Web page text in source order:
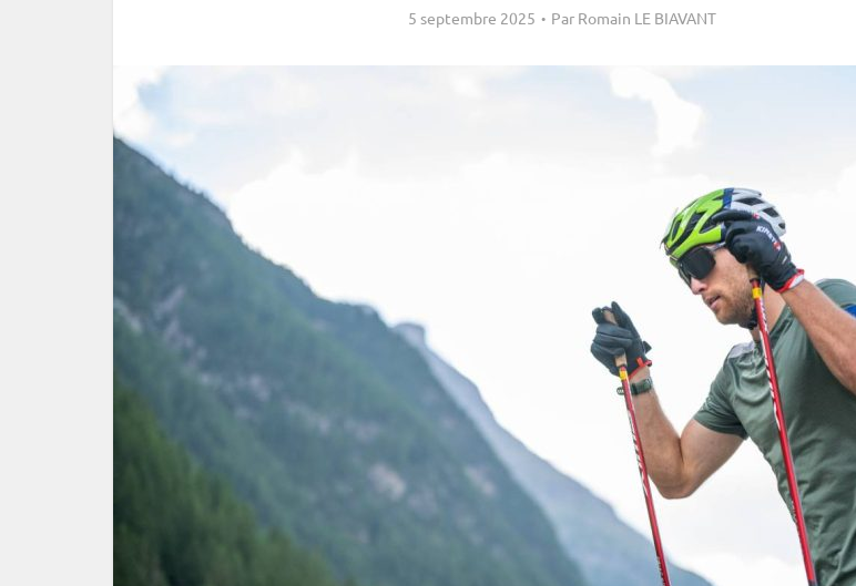
5 septembre 2025 Par Romain LE BIAVANT